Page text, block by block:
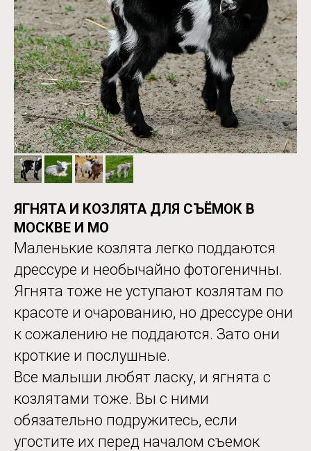
ЯГНЯТА И КОЗЛЯТА ДЛЯ СЪЁМОК В
МОСКВЕ И МО
Маленькие козлята легко поддаются
дрессуре и необычайно фотогеничны.
Ягнята тоже не уступают козлятам по
красоте и очарованию, но дрессуре они
к сожалению не поддаются. Зато они
кроткие и послушные.
Все малыши любят ласку, и ягнята с
козлятами тоже. Вы с ними
обязательно подружитесь, если
угостите их перед началом съемок